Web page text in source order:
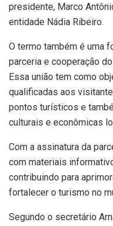
presidente, Marco
entidade Nádia Ribeiro.
O termo também é uma
parceria e cooperação
Essa união tem como
qualificadas aos
pontos turísticos e
culturais e econômicas
Com a assinatura da
com materiais
contribuindo para
fortalecer o turismo no
Segundo o secretário